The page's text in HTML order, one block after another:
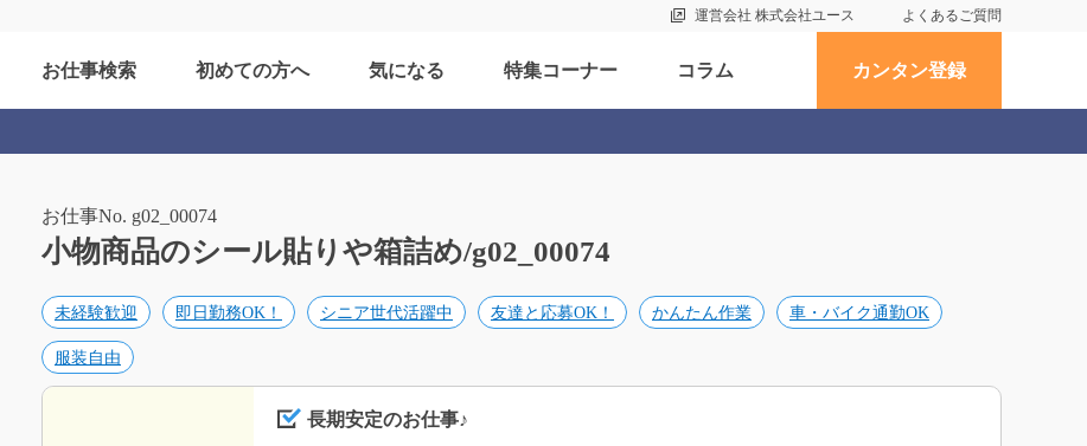
運営会社 株式会社ユース よくあるご質問
お仕事検索 初めての方へ 気になる 特集コーナー コラム カンタン登録
お仕事No. g02_00074
小物商品のシール貼りや箱詰め/g02_00074
未経験歓迎 即日勤務OK！ シニア世代活躍中 友達と応募OK！ かんたん作業 車・バイク通勤OK
服装自由
長期安定のお仕事♪